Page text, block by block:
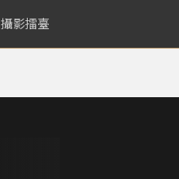
攝影擂臺